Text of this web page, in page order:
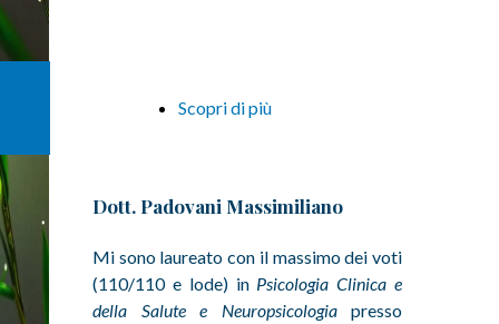
Scopri di più
Dott. Padovani Massimiliano
Mi sono laureato con il massimo dei voti
(110/110 e lode) in Psicologia Clinica e
della Salute e Neuropsicologiapresso